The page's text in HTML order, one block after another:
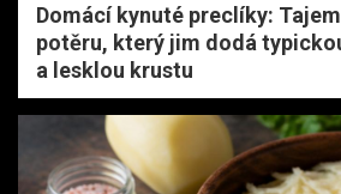
Domácí kynuté preclíky:
potěru, který jim dodá
a lesklou krustu